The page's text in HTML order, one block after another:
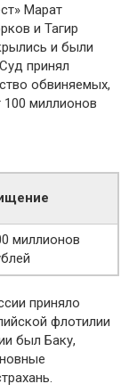
Марат
и Тагир
и были
принял
обвиняемых,
миллионов
миллионов
приняло
флотилии
был Баку,